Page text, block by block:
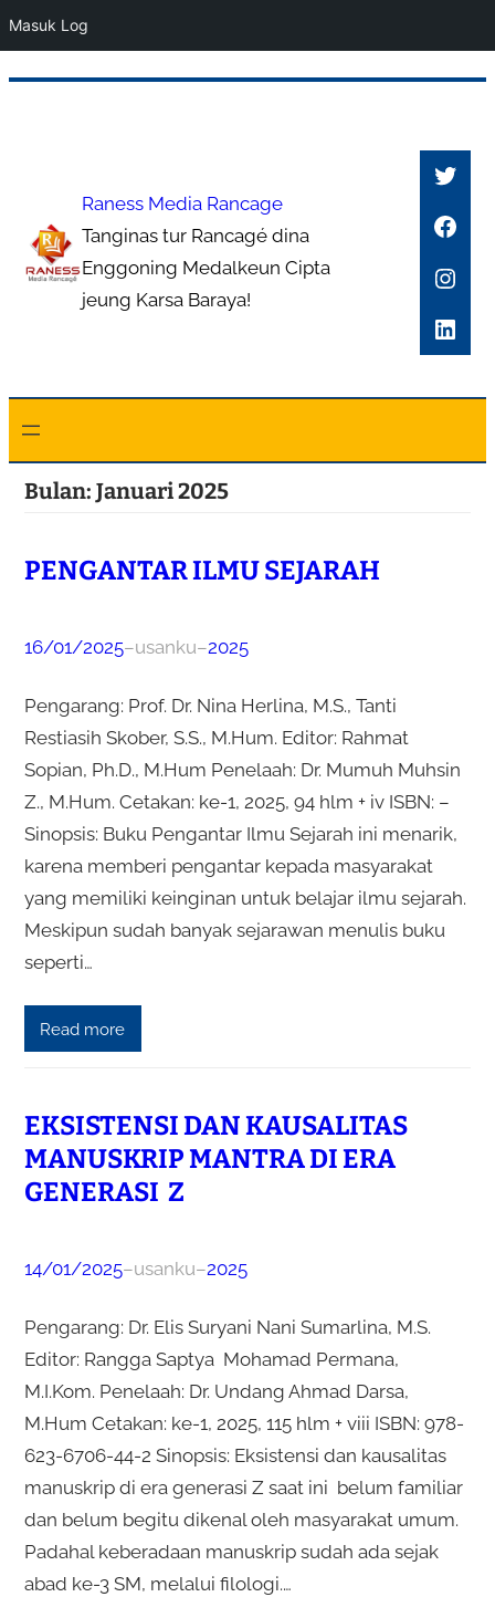
Masuk Log
Raness Media Rancage
Tanginas tur Rancagé dina
Enggoning Medalkeun Cipta
jeung Karsa Baraya!
https://twitter.com/intent/
Bulan: Januari 2025
PENGANTAR ILMU SEJARAH
16/01/2025–usanku–2025
Pengarang: Prof. Dr. Nina Herlina, M.S., Tanti
Restiasih Skober, S.S., M.Hum. Editor: Rahmat
Sopian, Ph.D., M.Hum Penelaah: Dr. Mumuh Muhsin
Z., M.Hum. Cetakan: ke-1, 2025, 94 hlm + iv ISBN: –
Sinopsis: Buku Pengantar Ilmu Sejarah ini menarik,
karena memberi pengantar kepada masyarakat
yang memiliki keinginan untuk belajar ilmu sejarah.
Meskipun sudah banyak sejarawan menulis buku
seperti…
Read more
EKSISTENSI DAN KAUSALITAS
MANUSKRIP MANTRA DI ERA
GENERASI Z
14/01/2025–usanku–2025
Pengarang: Dr. Elis Suryani Nani Sumarlina, M.S.
Editor: Rangga Saptya Mohamad Permana,
M.I.Kom. Penelaah: Dr. Undang Ahmad Darsa,
M.Hum Cetakan: ke-1, 2025, 115 hlm + viii ISBN: 978-
623-6706-44-2 Sinopsis: Eksistensi dan kausalitas
manuskrip di era generasi Z saat ini belum familiar
dan belum begitu dikenal oleh masyarakat umum.
Padahal keberadaan manuskrip sudah ada sejak
abad ke-3 SM, melalui filologi.…